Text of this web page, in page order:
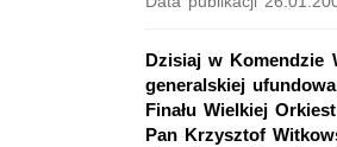
Dzisiaj w Komendzie
generalskiej
Finału Wielkiej
Pan Krzysztof